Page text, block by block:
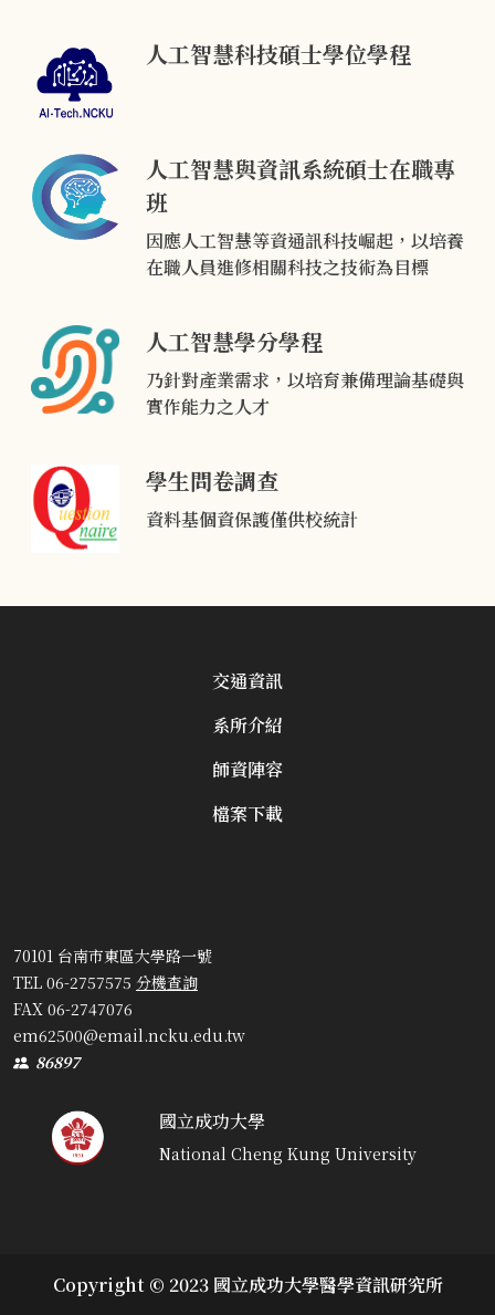
人工智慧科技碩士學位學程
人工智慧與資訊系統碩士在職專
班
因應人工智慧等資通訊科技崛起，以培養
在職人員進修相關科技之技術為目標
人工智慧學分學程
乃針對產業需求，以培育兼備理論基礎與
實作能力之人才
學生問卷調查
資料基個資保護僅供校統計
交通資訊
系所介紹
師資陣容
檔案下載
70101 台南市東區大學路一號
TEL 06-2757575 分機查詢
FAX 06-2747076
em62500@email.ncku.edu.tw
86897
國立成功大學
National Cheng Kung University
Copyright © 2023 國立成功大學醫學資訊研究所